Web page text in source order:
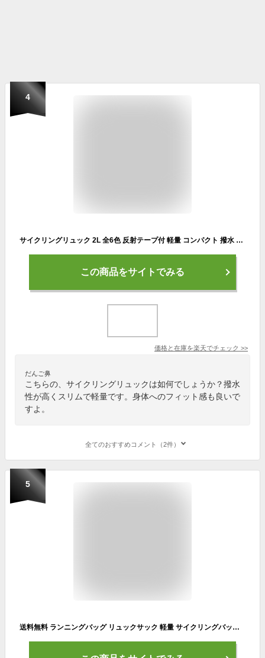
4
サイクリングリュック 2L 全6色 反射テープ付 軽量 コンパクト 撥水 ハイドレーション ランニングバッグ ランニング 自転車 通勤 散歩 スポーツ ジョギング Mt.happy/マウントハッピー
この商品をサイトでみる
価格と在庫を楽天でチェック >>
だんご鼻
こちらの、サイクリングリュックは如何でしょうか？撥水
性が高くスリムで軽量です。身体へのフィット感も良いで
すよ。
全てのおすすめコメント（2件）
5
送料無料 ランニングバッグ リュックサック 軽量 サイクリングバッグ ウォーキングバッグ リュック ジョギング 5L 軽い 男女兼用 ユニセックス マラソン レース 登山 クライミング レディース メンズ 女性用 男性用 自転車